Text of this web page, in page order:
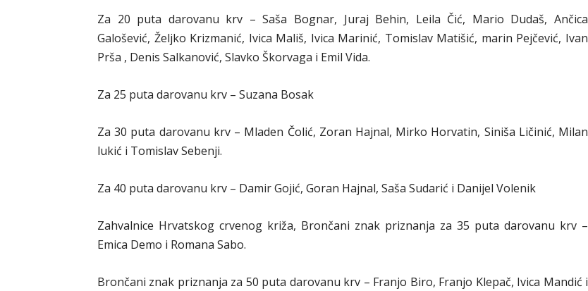
Za 20 puta darovanu krv – Saša Bognar, Juraj Behin, Leila Čić, Mario Dudaš, Ančica
Galošević, Željko Krizmanić, Ivica Mališ, Ivica Marinić, Tomislav Matišić, marin Pejčević, Ivan
Prša , Denis Salkanović, Slavko Škorvaga i Emil Vida.
Za 25 puta darovanu krv – Suzana Bosak
Za 30 puta darovanu krv – Mladen Čolić, Zoran Hajnal, Mirko Horvatin, Siniša Ličinić, Milan
lukić i Tomislav Sebenji.
Za 40 puta darovanu krv – Damir Gojić, Goran Hajnal, Saša Sudarić i Danijel Volenik
Zahvalnice Hrvatskog crvenog križa, Brončani znak priznanja za 35 puta darovanu krv –
Emica Demo i Romana Sabo.
Brončani znak priznanja za 50 puta darovanu krv – Franjo Biro, Franjo Klepač, Ivica Mandić i